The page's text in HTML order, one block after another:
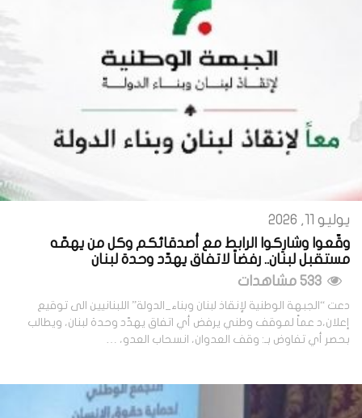
يوليو 11, 2026
وقّعوا وشارِكوا الرابط مع أصدقائكم وكل من يهمّه
مستقبل لبنان.. رفضاً لاتفاق يهدّد وحدة لبنان
دعت “الجبهة الوطنية لإنقاذ لبنان وبناء_الدولة” اللبنانيين الى توقيع
إعلان،د عماً لموقف وطني يرفض أي اتفاق يهدّد وحدة لبنان، ويطالب
بحصر أي تفاوض بـ: وقف العدوان، انسحاب العدو، …